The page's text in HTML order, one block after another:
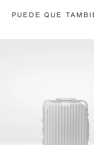
PUEDE QUE